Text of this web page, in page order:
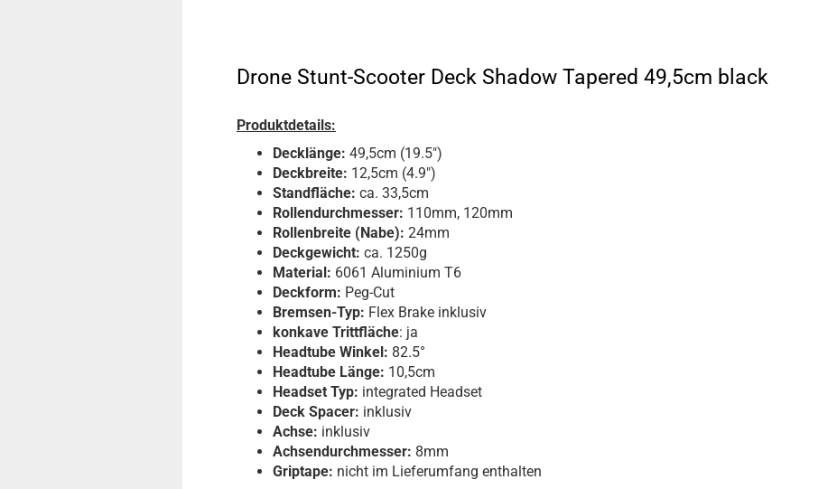
Drone Stunt-Scooter Deck Shadow Tapered 49,5cm black
Produktdetails:
Decklänge: 49,5cm (19.5")
Deckbreite: 12,5cm (4.9")
Standfläche: ca. 33,5cm
Rollendurchmesser: 110mm, 120mm
Rollenbreite (Nabe): 24mm
Deckgewicht: ca. 1250g
Material: 6061 Aluminium T6
Deckform: Peg-Cut
Bremsen-Typ: Flex Brake inklusiv
konkave Trittfläche: ja
Headtube Winkel: 82.5°
Headtube Länge: 10,5cm
Headset Typ: integrated Headset
Deck Spacer: inklusiv
Achse: inklusiv
Achsendurchmesser: 8mm
Griptape: nicht im Lieferumfang enthalten